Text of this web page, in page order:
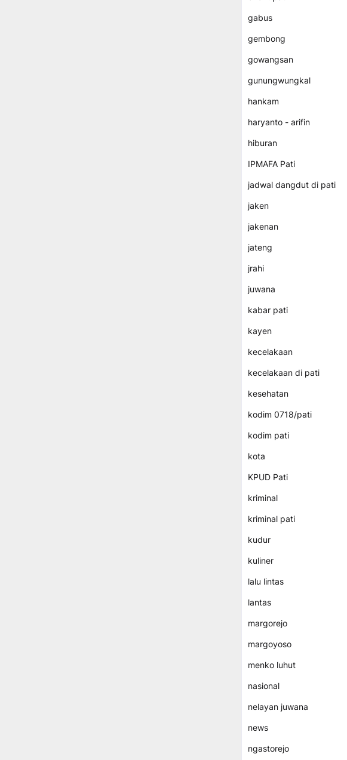
gabus
gembong
gowangsan
gunungwungkal
hankam
haryanto - arifin
hiburan
IPMAFA Pati
jadwal dangdut di pati
jaken
jakenan
jateng
jrahi
juwana
kabar pati
kayen
kecelakaan
kecelakaan di pati
kesehatan
kodim 0718/pati
kodim pati
kota
KPUD Pati
kriminal
kriminal pati
kudur
kuliner
lalu lintas
lantas
margorejo
margoyoso
menko luhut
nasional
nelayan juwana
news
ngastorejo